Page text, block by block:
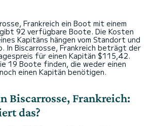
Frankreich ein Boot mit einem
92 verfügbare Boote. Die Kosten
Kapitäns hängen vom Standort und
In Biscarrosse, Frankreich beträgt der
für einen Kapitän $115,42.
19 Boote finden, die weder einen
einen Kapitän benötigen.
Biscarrosse, Frankreich:
das?